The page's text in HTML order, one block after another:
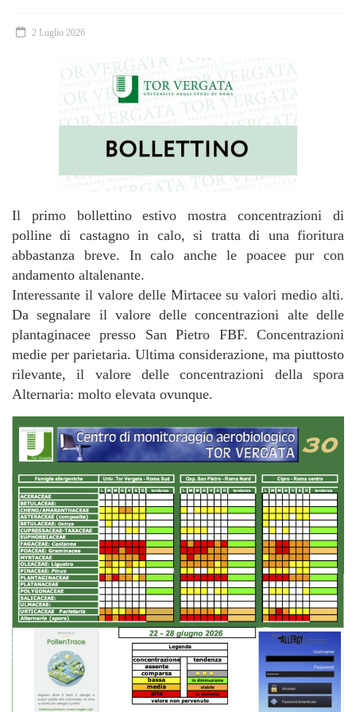
2 Luglio 2026
Il primo bollettino estivo mostra concentrazioni di
polline di castagno in calo, si tratta di una fioritura
abbastanza breve. In calo anche le poacee pur con
andamento altalenante.
Interessante il valore delle Mirtacee su valori medio alti.
Da segnalare il valore delle concentrazioni alte delle
plantaginacee presso San Pietro FBF. Concentrazioni
medie per parietaria. Ultima considerazione, ma piuttosto
rilevante, il valore delle concentrazioni della spora
Alternaria: molto elevata ovunque.